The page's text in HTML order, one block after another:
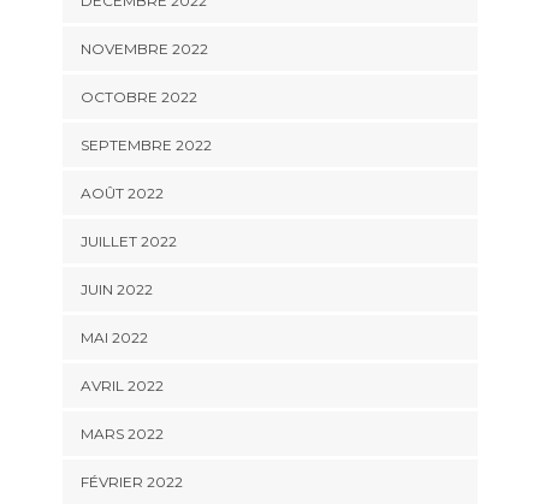
NOVEMBRE 2022
OCTOBRE 2022
SEPTEMBRE 2022
AOÛT 2022
JUILLET 2022
JUIN 2022
MAI 2022
AVRIL 2022
MARS 2022
FÉVRIER 2022